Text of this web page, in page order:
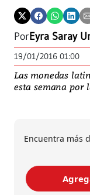
PorEyra Saray
19/01/2016 01:00
Las monedas
esta semana por
Encuentra más